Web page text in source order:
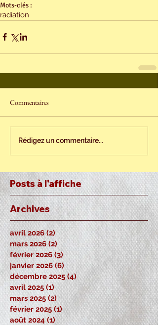
Mots-clés :
radiation
Commentaires
Rédigez un commentaire...
Posts à l'affiche
Archives
avril 2026 (2) 2 posts
mars 2026 (2) 2 posts
février 2026 (3) 3 posts
janvier 2026 (6)6 posts
décembre 2025 (4)4 posts
avril 2025 (1)1 post
mars 2025 (2) 2 posts
février 2025 (1)1 post
août 2024 (1)1 post